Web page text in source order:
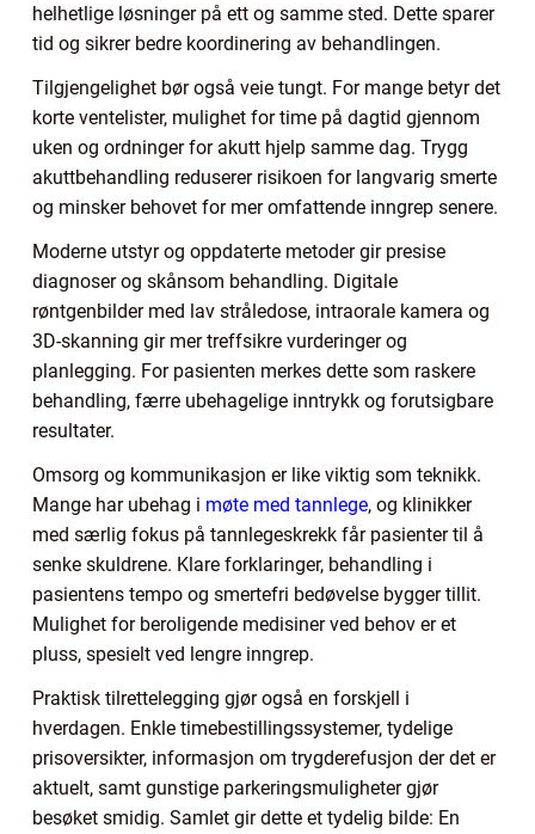
helhetlige løsninger på ett og samme sted. Dette sparer
tid og sikrer bedre koordinering av behandlingen.
Tilgjengelighet bør også veie tungt. For mange betyr det
korte ventelister, mulighet for time på dagtid gjennom
uken og ordninger for akutt hjelp samme dag. Trygg
akuttbehandling reduserer risikoen for langvarig smerte
og minsker behovet for mer omfattende inngrep senere.
Moderne utstyr og oppdaterte metoder gir presise
diagnoser og skånsom behandling. Digitale
røntgenbilder med lav stråledose, intraorale kamera og
3D-skanning gir mer treffsikre vurderinger og
planlegging. For pasienten merkes dette som raskere
behandling, færre ubehagelige inntrykk og forutsigbare
resultater.
Omsorg og kommunikasjon er like viktig som teknikk.
Mange har ubehag i møte med tannlege, og klinikker
med særlig fokus på tannlegeskrekk får pasienter til å
senke skuldrene. Klare forklaringer, behandling i
pasientens tempo og smertefri bedøvelse bygger tillit.
Mulighet for beroligende medisiner ved behov er et
pluss, spesielt ved lengre inngrep.
Praktisk tilrettelegging gjør også en forskjell i
hverdagen. Enkle timebestillingssystemer, tydelige
prisoversikter, informasjon om trygderefusjon der det er
aktuelt, samt gunstige parkeringsmuligheter gjør
besøket smidig. Samlet gir dette et tydelig bilde: En